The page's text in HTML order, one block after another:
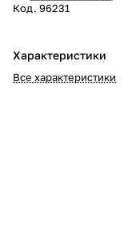
Код. 96231
Характеристики
Все характеристики
в корзину
%